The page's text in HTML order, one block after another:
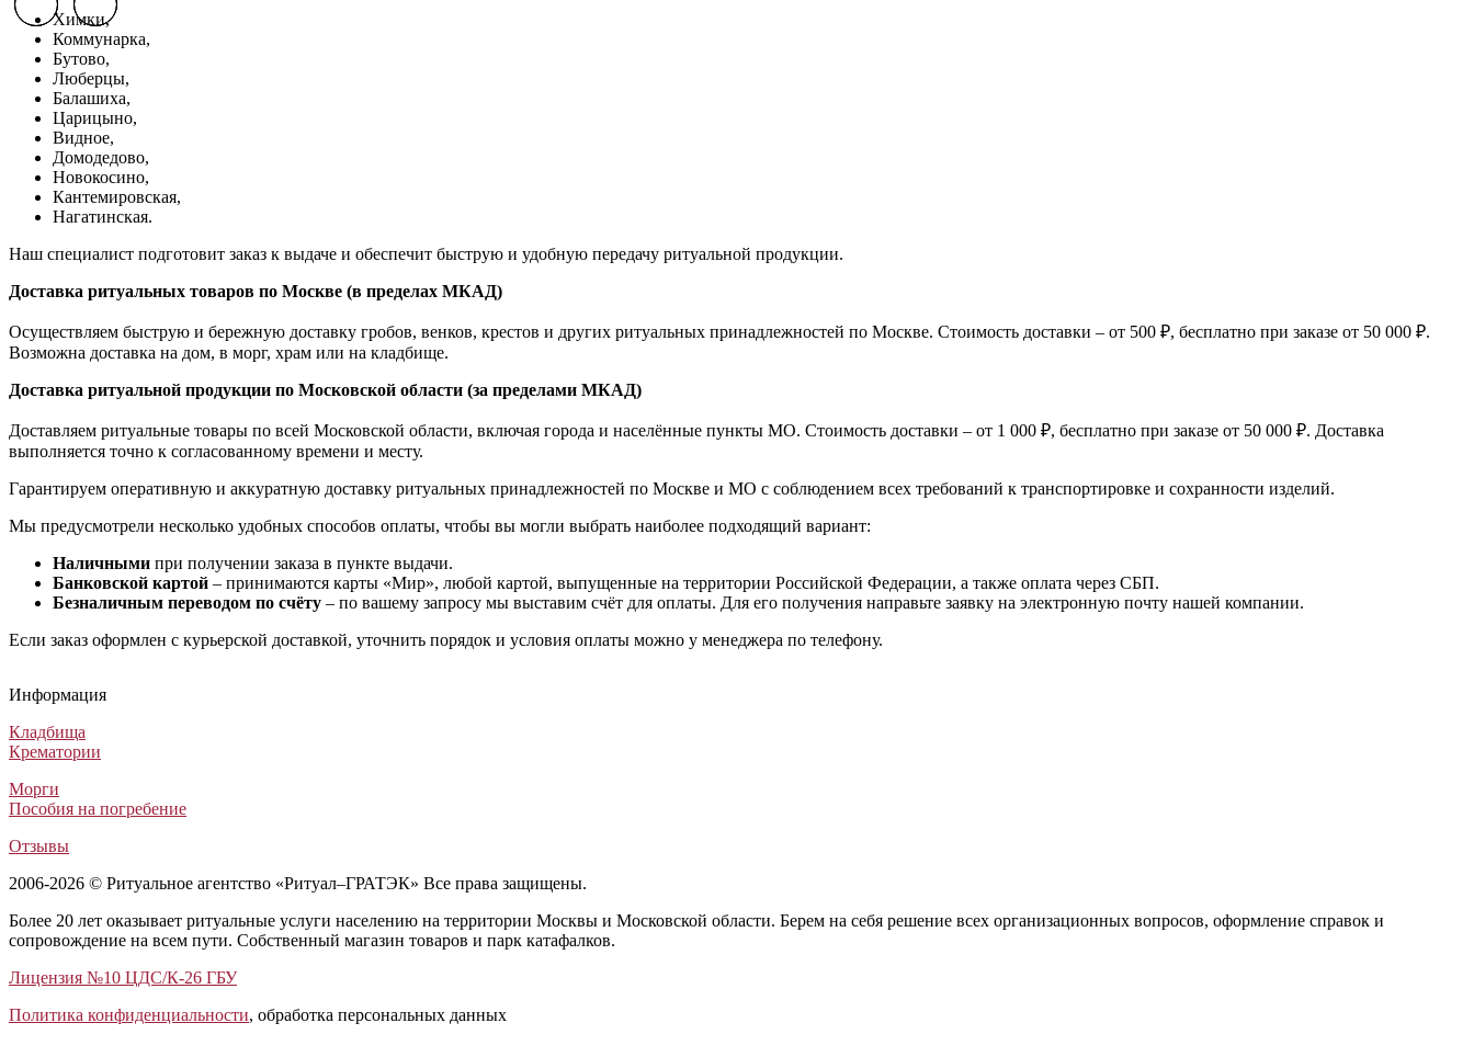
Химки,
Коммунарка,
Бутово,
Люберцы,
Балашиха,
Царицыно,
Видное,
Домодедово,
Новокосино,
Кантемировская,
Нагатинская.
Наш специалист подготовит заказ к выдаче и обеспечит быструю и удобную передачу ритуальной продукции.
Доставка ритуальных товаров по Москве (в пределах МКАД)
Осуществляем быструю и бережную доставку гробов, венков, крестов и других ритуальных принадлежностей по Москве. Стоимость доставки – от 500 ₽, бесплатно при заказе от 50 000 ₽.
Возможна доставка на дом, в морг, храм или на кладбище.
Доставка ритуальной продукции по Московской области (за пределами МКАД)
Доставляем ритуальные товары по всей Московской области, включая города и населённые пункты МО. Стоимость доставки – от 1 000 ₽, бесплатно при заказе от 50 000 ₽. Доставка
выполняется точно к согласованному времени и месту.
Гарантируем оперативную и аккуратную доставку ритуальных принадлежностей по Москве и МО с соблюдением всех требований к транспортировке и сохранности изделий.
Мы предусмотрели несколько удобных способов оплаты, чтобы вы могли выбрать наиболее подходящий вариант:
Наличными при получении заказа в пункте выдачи.
Банковской картой – принимаются карты «Мир», любой картой, выпущенные на территории Российской Федерации, а также оплата через СБП.
Безналичным переводом по счёту – по вашему запросу мы выставим счёт для оплаты. Для его получения направьте заявку на электронную почту нашей компании.
Если заказ оформлен с курьерской доставкой, уточнить порядок и условия оплаты можно у менеджера по телефону.
Previous slideNext slide
Previous slideNext slide
Элитные гробы
Элитные гробы
Элитные гробы
Элитные гробы
Previous slideNext slide
Информация
Кладбища
Крематории
Морги
Пособия на погребение
Отзывы
2006-2026 © Ритуальное агентство «Ритуал–ГРАТЭК» Все права защищены.
Более 20 лет оказывает ритуальные услуги населению на территории Москвы и Московской области. Берем на себя решение всех организационных вопросов, оформление справок и
сопровождение на всем пути. Собственный магазин товаров и парк катафалков.
Лицензия №10 ЦДС/К-26 ГБУ
Политика конфиденциальности, обработка персональных данных